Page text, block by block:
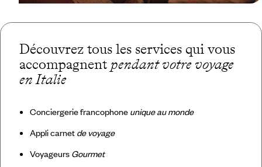
Découvrez tous les services qui vous
accompagnent pendant votre voyage
en Italie
Conciergerie francophone unique au monde
Appli carnet de voyage
Voyageurs Gourmet